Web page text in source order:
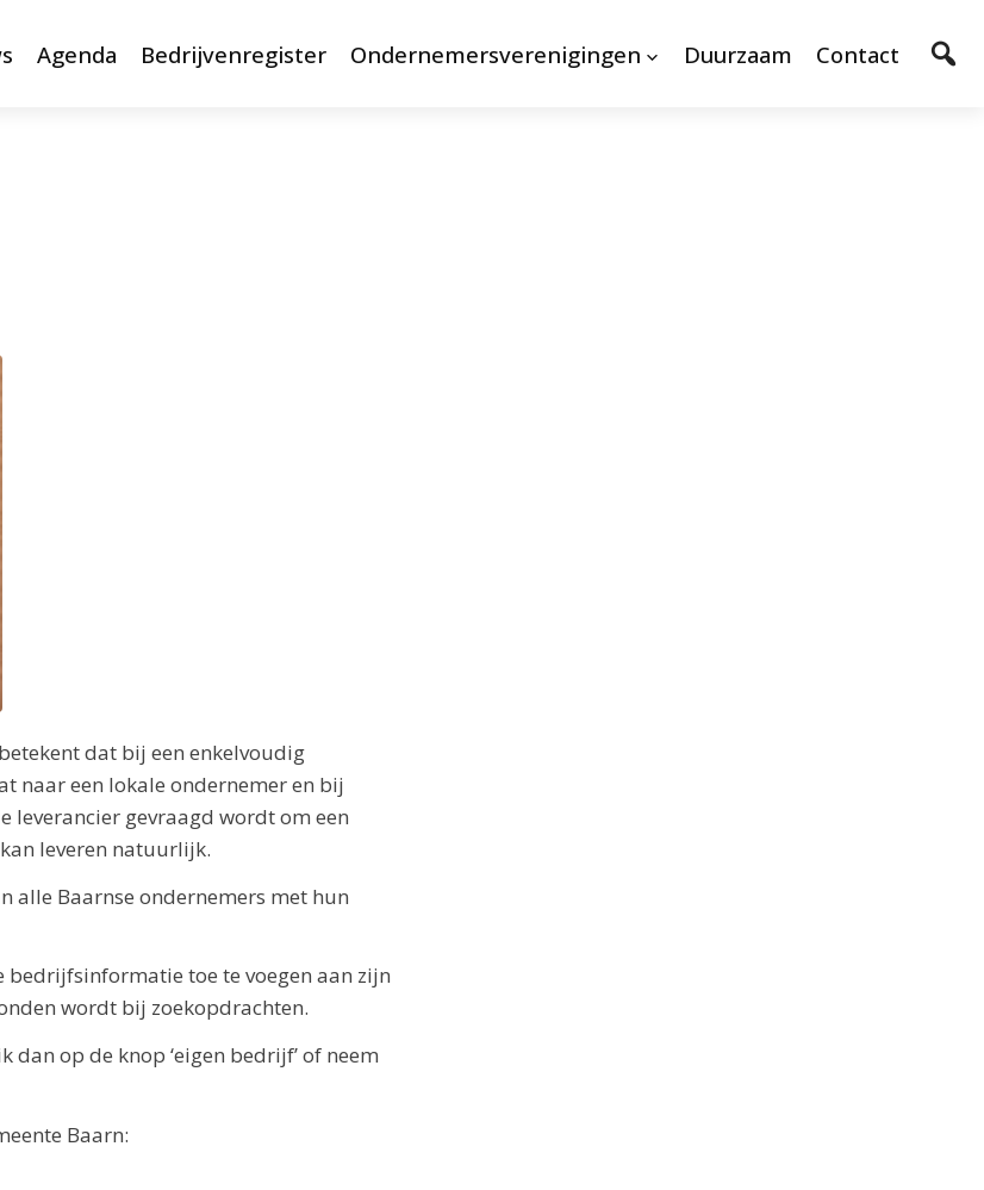
Agenda Bedrijvenregister Ondernemersverenigingen Duurzaam Contact
dat bij een enkelvoudig
naar een lokale ondernemer en bij
leverancier gevraagd wordt om een
leveren natuurlijk.
alle Baarnse ondernemers met hun
toe te voegen aan zijn
wordt bij zoekopdrachten.
op de knop ‘eigen bedrijf’ of neem
Baarn: